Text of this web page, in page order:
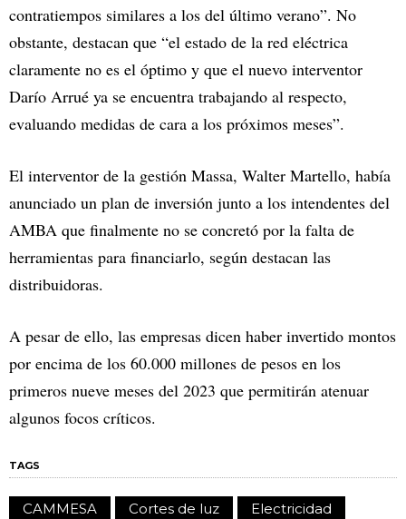
contratiempos similares a los del último verano”. No
obstante, destacan que “el estado de la red eléctrica
claramente no es el óptimo y que el nuevo interventor
Darío Arrué ya se encuentra trabajando al respecto,
evaluando medidas de cara a los próximos meses”.
El interventor de la gestión Massa, Walter Martello, había
anunciado un plan de inversión junto a los intendentes del
AMBA que finalmente no se concretó por la falta de
herramientas para financiarlo, según destacan las
distribuidoras.
A pesar de ello, las empresas dicen haber invertido montos
por encima de los 60.000 millones de pesos en los
primeros nueve meses del 2023 que permitirán atenuar
algunos focos críticos.
TAGS
CAMMESA Cortes de luz
Electricidad